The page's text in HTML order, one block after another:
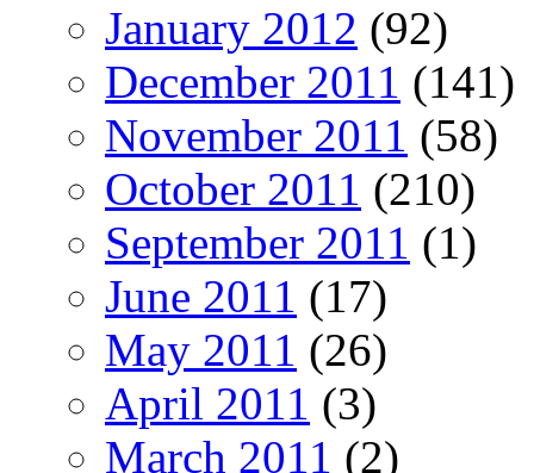
January 2012 (92)
December 2011 (141)
November 2011 (58)
October 2011 (210)
September 2011 (1)
June 2011 (17)
May 2011 (26)
April 2011 (3)
March 2011 (2)